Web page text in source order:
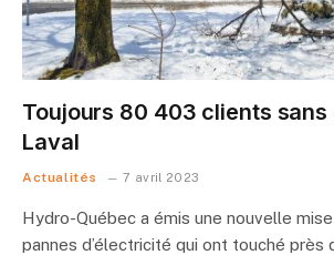
Toujours 80 403 clients
Laval
Actualités 7 avril 2023
Hydro-Québec a émis une nouvelle
pannes d’électricité qui ont touché près